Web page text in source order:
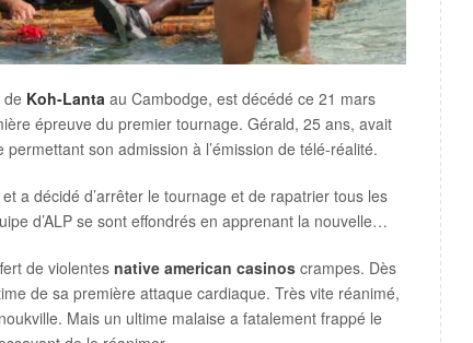
Koh-Lanta au Cambodge, est décédé ce 21 mars
épreuve du premier tournage. Gérald, 25 ans, avait
son admission à l’émission de télé-réalité.
a décidé d’arrêter le tournage et de rapatrier tous les
d’ALP se sont effondrés en apprenant la nouvelle…
de violentes native american casinos crampes. Dès
de sa première attaque cardiaque. Très vite réanimé,
Mais un ultime malaise a fatalement frappé le